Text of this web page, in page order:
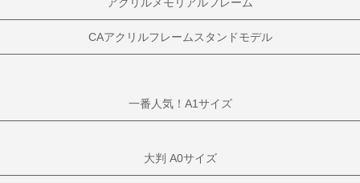
CAアクリルフレームスタンドモデル
一番人気！A1サイズ
大判 A0サイズ